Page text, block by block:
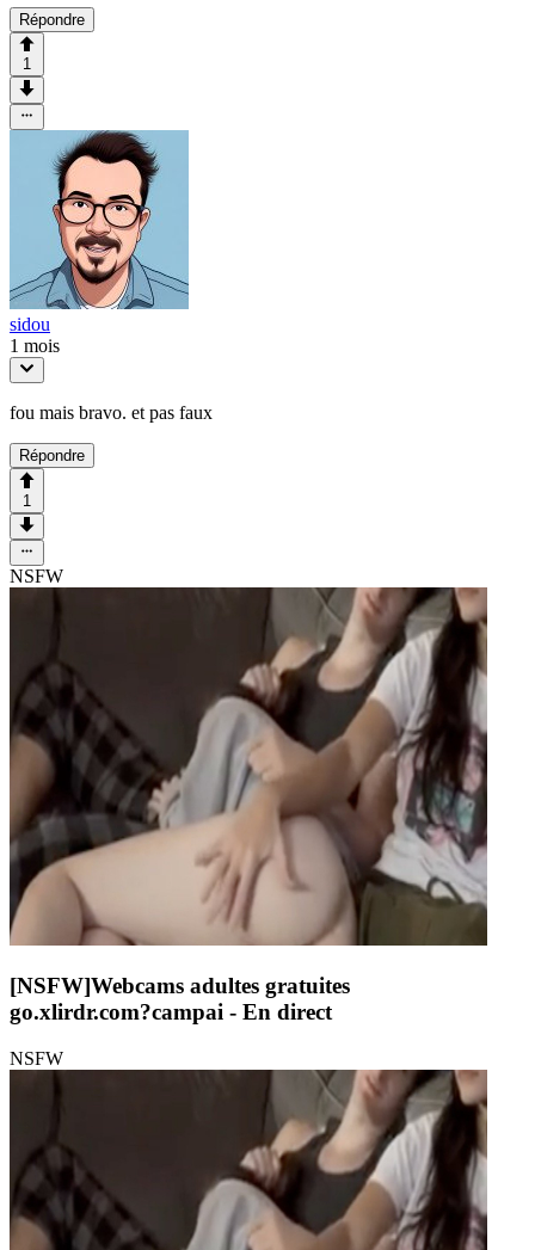
Répondre
1
sidou
1 mois
fou mais bravo. et pas faux
Répondre
1
NSFW
[NSFW]Webcams adultes gratuites
go.xlirdr.com?campai - En direct
NSFW